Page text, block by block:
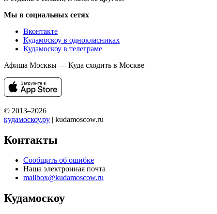
Мы в социальных сетях
Вконтакте
Кудамоскоу в однокласниках
Кудамоскоу в телеграме
Афиша Москвы — Куда сходить в Москве
© 2013–2026
кудамоскоу.ру | kudamoscow.ru
Контакты
Сообщить об ошибке
Наша электронная почта
mailbox@kudamoscow.ru
Кудамоскоу